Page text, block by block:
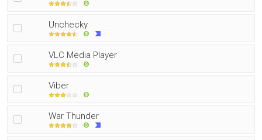
Unchecky
VLC Media Player
Viber
War Thunder